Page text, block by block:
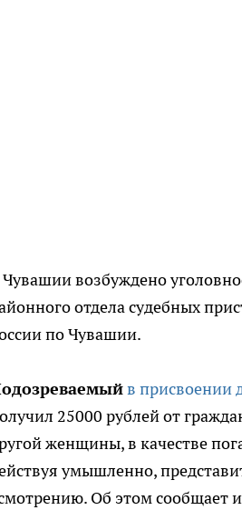
возбуждено
отдела судебных
по Чувашии.
в присвоении
25000 рублей от
женщины, в качестве
умышленно,
Об этом сообщает